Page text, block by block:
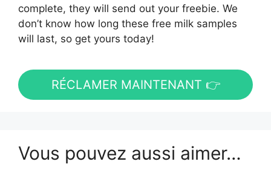
complete, they will send out your freebie. We
don’t know how long these free milk samples
will last, so get yours today!
RÉCLAMER MAINTENANT 👉
Vous pouvez aussi aimer…